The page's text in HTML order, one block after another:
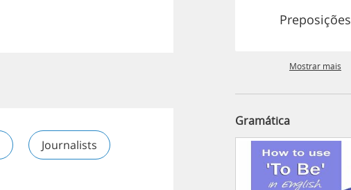
Journalists
Preposições
Mostrar mais
Gramática